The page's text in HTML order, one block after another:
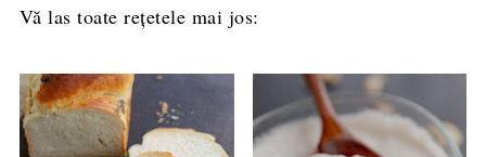
Vă las toate rețetele mai jos: